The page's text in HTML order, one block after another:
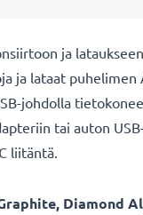
ja lataukseen
ja lataat
johdolla
tai auton
liitäntä.
Diamond